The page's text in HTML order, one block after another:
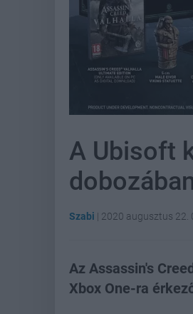
A Ubisoft
Szabi | 2020 augusztus 22.
Az Assassin's
Xbox One-ra